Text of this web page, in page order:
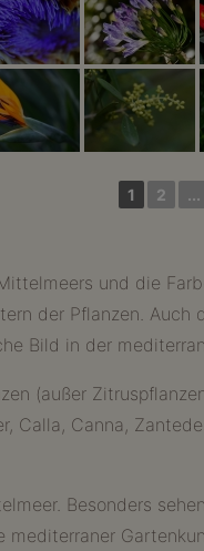
1 2 ...
und die
der Pflanzen.
Bild in der
(außer
Calla, Canna,
Besonders